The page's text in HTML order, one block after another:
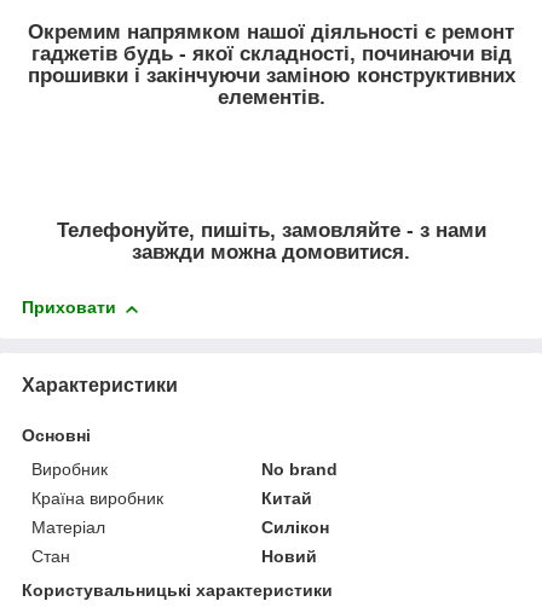
Окремим напрямком нашої діяльності є ремонт
гаджетів будь - якої складності, починаючи від
прошивки і закінчуючи заміною конструктивних
елементів.
Телефонуйте, пишіть, замовляйте - з нами
завжди можна домовитися.
Приховати
Характеристики
Основні
Виробник
No brand
Країна виробник
Китай
Матеріал
Силікон
Стан
Новий
Користувальницькі характеристики